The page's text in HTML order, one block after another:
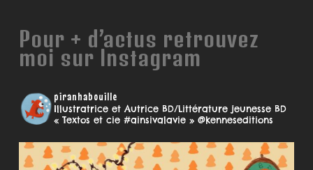
Pour + d’actus retrouvez
moi sur Instagram
piranhabouille
Illustratrice et Autrice BD/Littérature jeunesseBD
« Textos et cie #ainsivalavie » @kenneseditions